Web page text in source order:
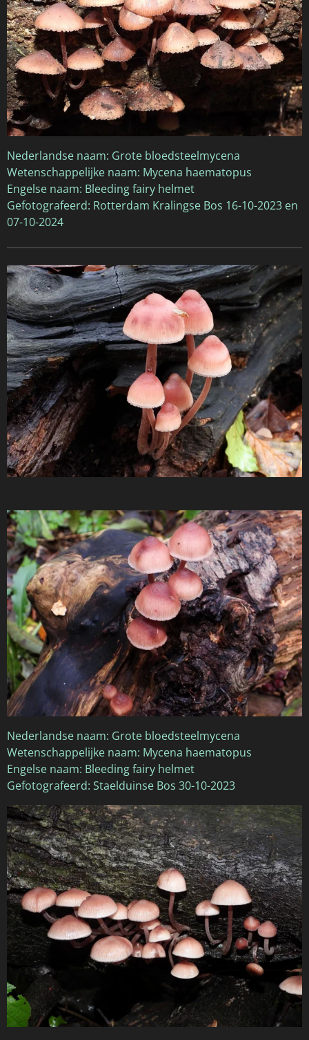
Nederlandse naam: Grote bloedsteelmycena
Wetenschappelijke naam: Mycena haematopus
Engelse naam: Bleeding fairy helmet
Gefotografeerd: Rotterdam Kralingse Bos 16-10-2023 en
07-10-2024
Nederlandse naam: Grote bloedsteelmycena
Wetenschappelijke naam: Mycena haematopus
Engelse naam: Bleeding fairy helmet
Gefotografeerd: Staelduinse Bos 30-10-2023